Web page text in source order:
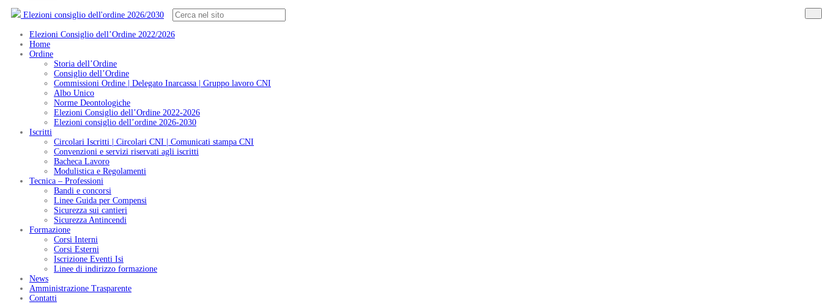
Elezioni consiglio dell'ordine 2026/2030
Elezioni Consiglio dell’Ordine 2022/2026
Home
Ordine
Storia dell’Ordine
Consiglio dell’Ordine
Commissioni Ordine | Delegato Inarcassa | Gruppo lavoro CNI
Albo Unico
Norme Deontologiche
Elezioni Consiglio dell’Ordine 2022-2026
Elezioni consiglio dell’ordine 2026-2030
Iscritti
Circolari Iscritti | Circolari CNI | Comunicati stampa CNI
Convenzioni e servizi riservati agli iscritti
Bacheca Lavoro
Modulistica e Regolamenti
Tecnica – Professioni
Bandi e concorsi
Linee Guida per Compensi
Sicurezza sui cantieri
Sicurezza Antincendi
Formazione
Corsi Interni
Corsi Esterni
Iscrizione Eventi Isi
Linee di indirizzo formazione
News
Amministrazione Trasparente
Contatti